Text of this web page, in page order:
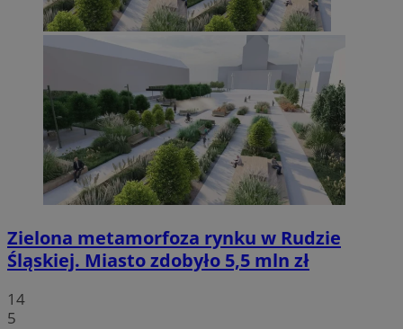
Zielona metamorfoza rynku w Rudzie
Śląskiej. Miasto zdobyło 5,5 mln zł
14
5